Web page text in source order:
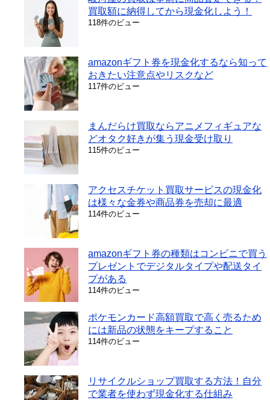
買取額に納得してから現金化しよう！
118件のビュー
amazonギフト券を現金化するなら知って
おきたい注意点やリスクなど
117件のビュー
まんだらけ買取ならアニメフィギュアな
どオタク好きが集う現金受け取り
115件のビュー
アクセスチケット買取サービスの現金化
は様々な金券や商品券を売却に最適
114件のビュー
amazonギフト券の種類はコンビニで買う
プレゼントでデジタルタイプや配送タイ
プがある
114件のビュー
ポケモンカード高額買取で高く売るため
には新品の状態をキープすること
114件のビュー
リサイクルショップ買取する方法！自分
で業者を使わず現金化する仕組み